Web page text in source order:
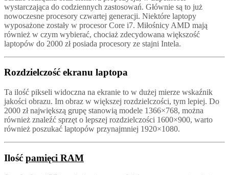
wystarczająca do codziennych zastosowań. Głównie są to już
nowoczesne procesory czwartej generacji. Niektóre laptopy
wyposażone zostały w procesor Core i7. Miłośnicy AMD mają
również w czym wybierać, chociaż zdecydowana większość
laptopów do 2000 zł posiada procesory ze stajni Intela.
Rozdzielczość ekranu laptopa
Ta ilość pikseli widoczna na ekranie to w dużej mierze wskaźnik
jakości obrazu. Im obraz w większej rozdzielczości, tym lepiej. Do
2000 zł największą grupę stanowią modele 1366×768, można
również znaleźć sprzęt o lepszej rozdzielczości 1600×900, warto
również poszukać laptopów przynajmniej 1920×1080.
Ilość pamięci RAM